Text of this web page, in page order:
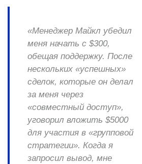
«Менеджер Майкл убедил
меня начать с $300,
обещая поддержку. После
нескольких «успешных»
сделок, которые он делал
за меня через
«совместный доступ»,
уговорил вложить $5000
для участия в «групповой
стратегии». Когда я
запросил вывод, мне